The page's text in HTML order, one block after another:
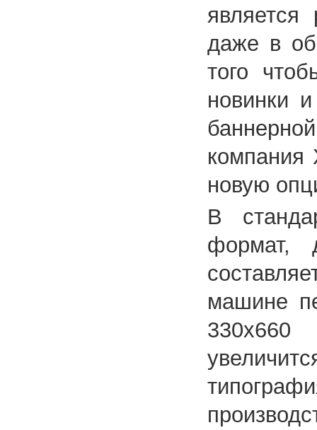
даже в
того
новинки
компания
новую
В
формат,
машине